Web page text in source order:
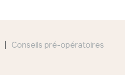
Conseils pré-opératoires